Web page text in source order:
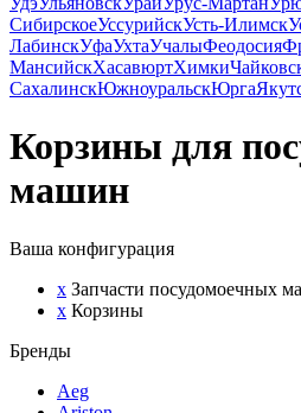
СибирскоеУссурийскУсть-Илимск
ЛабинскУфаУхтаУчалыФеодосия
МансийскХасавюртХимки
СахалинскЮжноуральскЮрга
Корзины для
машин
Ваша конфигурация
x Запчасти посудомоечных
x Корзины
Бренды
Aeg